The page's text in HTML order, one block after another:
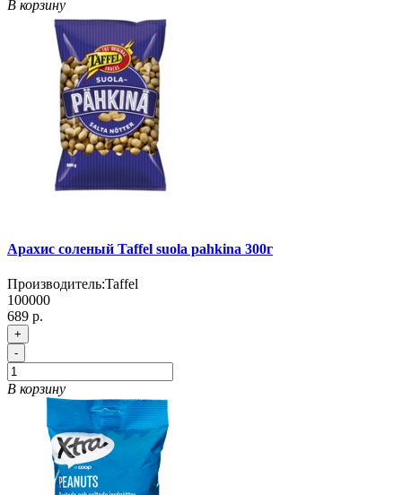
В корзину
Арахис соленый Taffel suola pahkina 300г
Производитель:Taffel
100000
689 р.
+
-
В корзину